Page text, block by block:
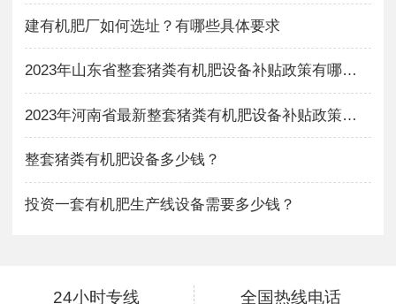
建有机肥厂如何选址？有哪些具体要求
2023年山东省整套猪粪有机肥设备补贴政策有哪些？
2023年河南省最新整套猪粪有机肥设备补贴政策有哪些？
整套猪粪有机肥设备多少钱？
投资一套有机肥生产线设备需要多少钱？
24小时专线 全国热线电话